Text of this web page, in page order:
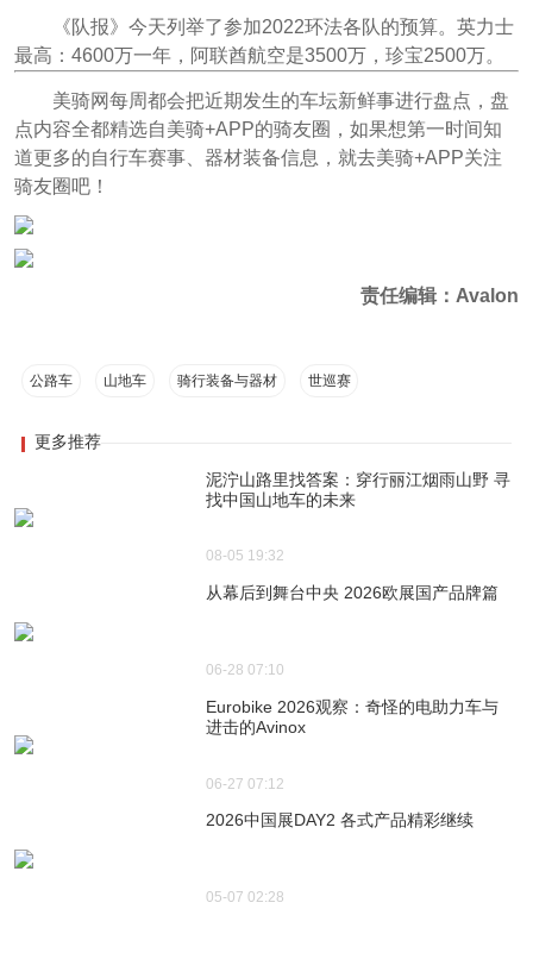
《队报》今天列举了参加2022环法各队的预算。英力士
最高：4600万一年，阿联酋航空是3500万，珍宝2500万。
美骑网每周都会把近期发生的车坛新鲜事进行盘点，盘
点内容全都精选自美骑+APP的骑友圈，如果想第一时间知
道更多的自行车赛事、器材装备信息，就去美骑+APP关注
骑友圈吧！
责任编辑：Avalon
公路车 山地车 骑行装备与器材 世巡赛
更多推荐
泥泞山路里找答案：穿行丽江烟雨山野 寻
找中国山地车的未来
08-05 19:32
从幕后到舞台中央 2026欧展国产品牌篇
06-28 07:10
Eurobike 2026观察：奇怪的电助力车与
进击的Avinox
06-27 07:12
2026中国展DAY2 各式产品精彩继续
05-07 02:28